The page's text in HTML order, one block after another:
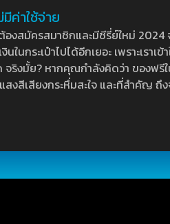
ค่าใช้จ่าย
องสมัครสมาชิกและมีซีรี่ย์ใหม่
นในกระเป๋าไปได้อีกเยอะ เพราะเร
จริงมั้ย? หากคุณกำลังคิดว่า ของฟ
สงสีเสียงกระหึ่มสะใจ และที่สำคัญ